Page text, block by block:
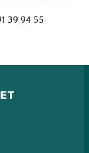
39 94 55